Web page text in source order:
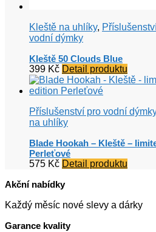
Kleště na uhlíky,
vodní dýmky
Kleště 50 Clouds Blue
399 Kč Detail produktu
Příslušenství pro vodní dýmky
na uhlíky
Blade Hookah – Kleště –
Perleťové
575 Kč Detail produktu
Akční nabídky
Každý měsíc nové slevy a dárky
Garance kvality